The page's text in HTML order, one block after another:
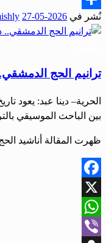
Share
نُشر في 2026-05-27
ترانيم الحج
الحرية– دينا عبد: يعود
بين الباحث الموسيقي
ظهرت المقالة أناشيد
Facebook
X
WhatsApp